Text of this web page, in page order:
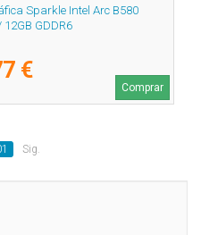
Sparkle Intel Arc B580
GDDR6
€
Comprar
Sig.